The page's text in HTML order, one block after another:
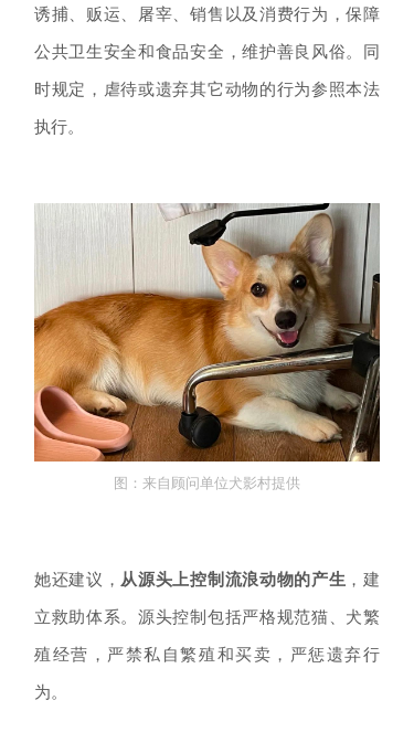
诱捕、贩运、屠宰、销售以及消费行为，保障
公共卫生安全和食品安全，维护善良风俗。同
时规定，虐待或遗弃其它动物的行为参照本法
执行。
图： 来自顾问单位犬影村提供
她还建议， 从源头上控制流浪动物的产生 ，建
立救助体系。源头控制包括严格规范猫、犬繁
殖经营，严禁私自繁殖和买卖，严惩遗弃行
为。